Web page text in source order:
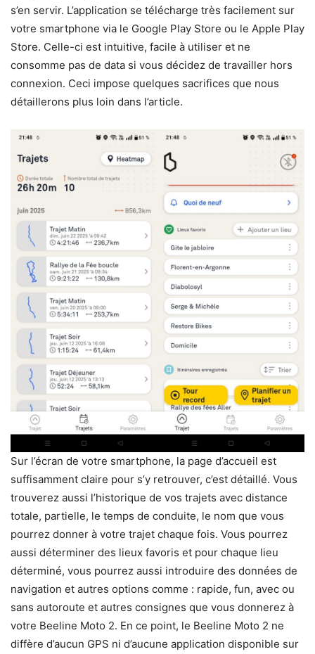
s’en servir. L’application se télécharge très facilement sur
votre smartphone via le Google Play Store ou le Apple Play
Store. Celle-ci est intuitive, facile à utiliser et ne
consomme pas de data si vous décidez de travailler hors
connexion. Ceci impose quelques sacrifices que nous
détaillerons plus loin dans l’article.
Sur l’écran de votre smartphone, la page d’accueil est
suffisamment claire pour s’y retrouver, c’est détaillé. Vous
trouverez aussi l’historique de vos trajets avec distance
totale, partielle, le temps de conduite, le nom que vous
pourrez donner à votre trajet chaque fois. Vous pourrez
aussi déterminer des lieux favoris et pour chaque lieu
déterminé, vous pourrez aussi introduire des données de
navigation et autres options comme : rapide, fun, avec ou
sans autoroute et autres consignes que vous donnerez à
votre Beeline Moto 2. En ce point, le Beeline Moto 2 ne
diffère d’aucun GPS ni d’aucune application disponible sur